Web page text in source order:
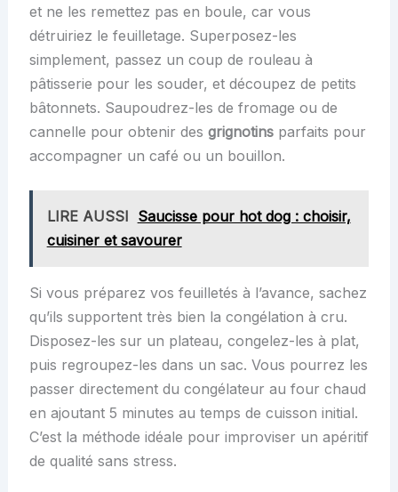
et ne les remettez pas en boule, car vous
détruiriez le feuilletage. Superposez-les
simplement, passez un coup de rouleau à
pâtisserie pour les souder, et découpez de petits
bâtonnets. Saupoudrez-les de fromage ou de
cannelle pour obtenir des grignotinsparfaits pour
accompagner un café ou un bouillon.
LIRE AUSSI Saucisse pour hot dog : choisir,
cuisiner et savourer
Si vous préparez vos feuilletés à l’avance, sachez
qu’ils supportent très bien la congélation à cru.
Disposez-les sur un plateau, congelez-les à plat,
puis regroupez-les dans un sac. Vous pourrez les
passer directement du congélateur au four chaud
en ajoutant 5 minutes au temps de cuisson initial.
C’est la méthode idéale pour improviser un apéritif
de qualité sans stress.